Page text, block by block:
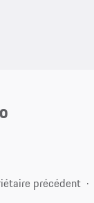
précédent